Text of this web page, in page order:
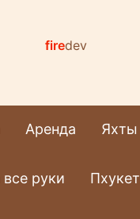
firedev
Аренда Яхты
руки Пхукет